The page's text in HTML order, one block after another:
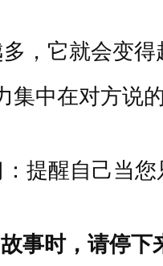
，它就会变得
集中在对方说
提醒自己当
事时，请停下